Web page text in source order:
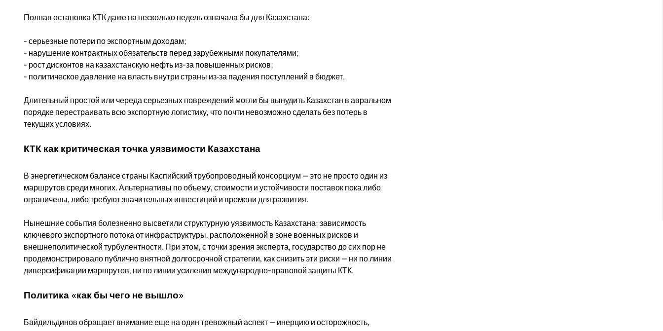
Полная остановка КТК даже на несколько недель означала бы для Казахстана:
- серьезные потери по экспортным доходам;
- нарушение контрактных обязательств перед зарубежными покупателями;
- рост дисконтов на казахстанскую нефть из-за повышенных рисков;
- политическое давление на власть внутри страны из‑за падения поступлений в бюджет.
Длительный простой или череда серьезных повреждений могли бы вынудить Казахстан в авральном
порядке перестраивать всю экспортную логистику, что почти невозможно сделать без потерь в
текущих условиях.
КТК как критическая точка уязвимости Казахстана
В энергетическом балансе страны Каспийский трубопроводный консорциум — это не просто один из
маршрутов среди многих. Альтернативы по объему, стоимости и устойчивости поставок пока либо
ограничены, либо требуют значительных инвестиций и времени для развития.
Нынешние события болезненно высветили структурную уязвимость Казахстана: зависимость
ключевого экспортного потока от инфраструктуры, расположенной в зоне военных рисков и
внешнеполитической турбулентности. При этом, с точки зрения эксперта, государство до сих пор не
продемонстрировало публично внятной долгосрочной стратегии, как снизить эти риски — ни по линии
диверсификации маршрутов, ни по линии усиления международно-правовой защиты КТК.
Политика «как бы чего не вышло»
Байдильдинов обращает внимание еще на один тревожный аспект — инерцию и осторожность,